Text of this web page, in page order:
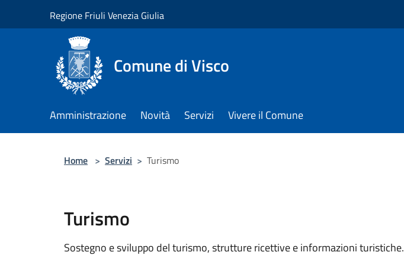
Regione Friuli Venezia Giulia
Comune di Visco
Amministrazione Novità Servizi Vivere il Comune
Home > Servizi > Turismo
Turismo
Sostegno e sviluppo del turismo, strutture ricettive e informazioni turistiche.